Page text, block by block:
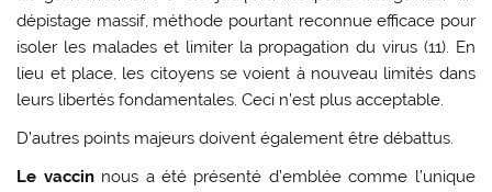
dépistage massif, méthode pourtant reconnue efficace pour
isoler les malades et limiter la propagation du virus (11). En
lieu et place, les citoyens se voient à nouveau limités dans
leurs libertés fondamentales. Ceci n’est plus acceptable.
D’autres points majeurs doivent également être débattus.
Le vaccinnous a été présenté d’emblée comme l’unique